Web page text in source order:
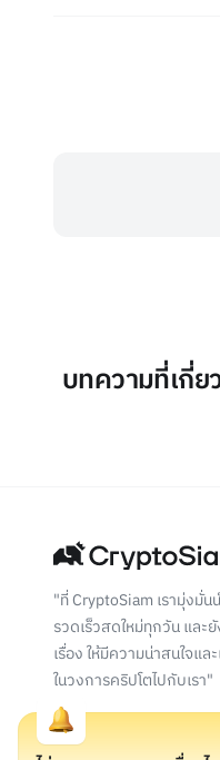
บทความที่เกี่ย
"ที่ CryptoSiam เรามุ่งมั่น
รวดเร็วสดใหม่ทุกวัน และ
เรื่อง ให้มีความน่าสนใจแ
ในวงการคริปโตไปกับเรา"